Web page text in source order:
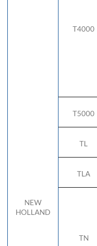
NEW
HOLLAND
T4000
T5000
TL
TLA
TN